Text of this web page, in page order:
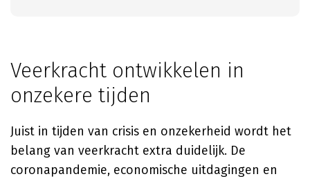
Veerkracht ontwikkelen in
onzekere tijden
Juist in tijden van crisis en onzekerheid wordt het
belang van veerkracht extra duidelijk. De
coronapandemie, economische uitdagingen en